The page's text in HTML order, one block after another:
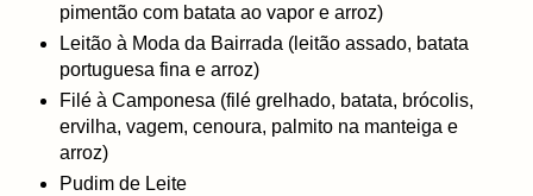
pimentão com batata ao vapor e arroz)
Leitão à Moda da Bairrada (leitão assado, batata
portuguesa fina e arroz)
Filé à Camponesa (filé grelhado, batata, brócolis,
ervilha, vagem, cenoura, palmito na manteiga e
arroz)
Pudim de Leite